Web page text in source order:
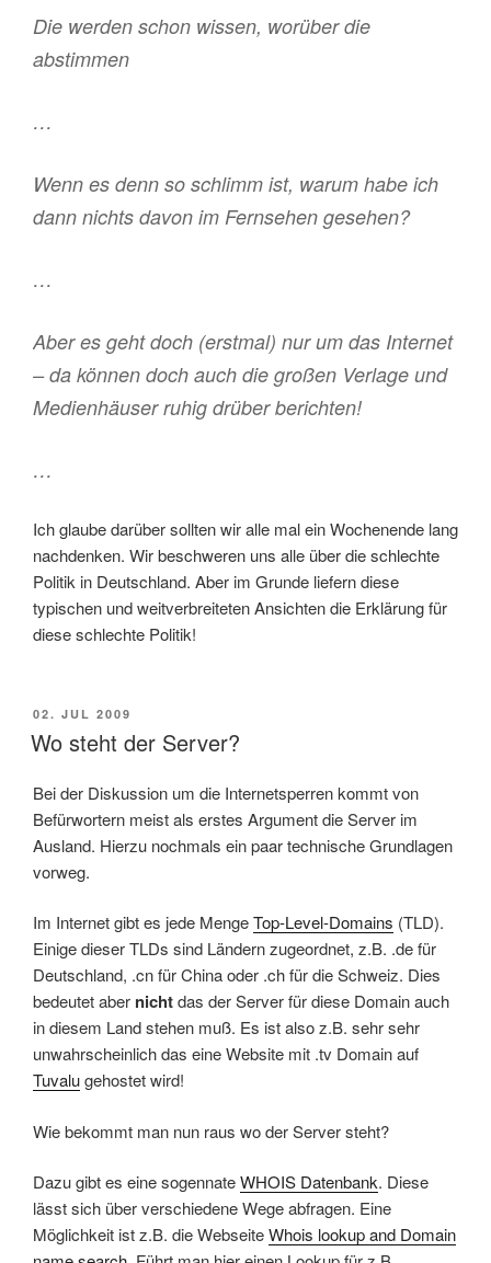
Die werden schon wissen, worüber die
abstimmen
…
Wenn es denn so schlimm ist, warum habe ich
dann nichts davon im Fernsehen gesehen?
…
Aber es geht doch (erstmal) nur um das Internet
– da können doch auch die großen Verlage und
Medienhäuser ruhig drüber berichten!
…
Ich glaube darüber sollten wir alle mal ein Wochenende lang
nachdenken. Wir beschweren uns alle über die schlechte
Politik in Deutschland. Aber im Grunde liefern diese
typischen und weitverbreiteten Ansichten die Erklärung für
diese schlechte Politik!
POSTED
ON
02. JUL 2009
Wo steht der Server?
Bei der Diskussion um die Internetsperren kommt von
Befürwortern meist als erstes Argument die Server im
Ausland. Hierzu nochmals ein paar technische Grundlagen
vorweg.
Im Internet gibt es jede MengeTop-Level-Domains (TLD).
Einige dieser TLDs sind Ländern zugeordnet, z.B. .de für
Deutschland, .cn für China oder .ch für die Schweiz. Dies
bedeutet aber nichtdas der Server für diese Domain auch
in diesem Land stehen muß. Es ist also z.B. sehr sehr
unwahrscheinlich das eine Website mit .tv Domain auf
Tuvalugehostet wird!
Wie bekommt man nun raus wo der Server steht?
Dazu gibt es eine sogennateWHOIS Datenbank. Diese
lässt sich über verschiedene Wege abfragen. Eine
Möglichkeit ist z.B. die WebseiteWhois lookup and Domain